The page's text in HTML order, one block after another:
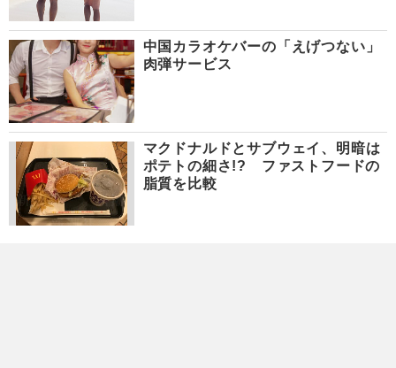
中国カラオケバーの「えげつない」
肉弾サービス
マクドナルドとサブウェイ、明暗は
ポテトの細さ!? ファストフードの
脂質を比較